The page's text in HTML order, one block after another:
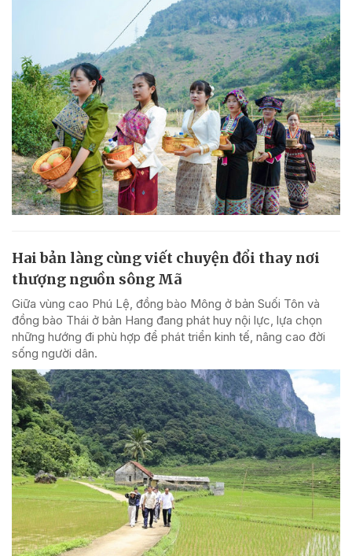
Hai bản làng cùng viết chuyện đổi thay nơi
thượng nguồn sông Mã
Giữa vùng cao Phú Lệ, đồng bào Mông ở bản Suối Tôn và
đồng bào Thái ở bản Hang đang phát huy nội lực, lựa chọn
những hướng đi phù hợp để phát triển kinh tế, nâng cao đời
sống người dân.